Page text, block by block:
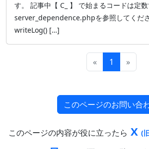
す。 記事中【 C_ 】 で始まるコードは定数
server_dependence.phpを参照してくだ
writeLog() […]
« 1 »
このページのお問い合
このページの内容が役に立ったら X (